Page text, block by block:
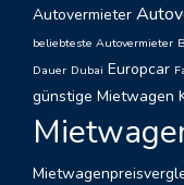
Autovermieter
beliebteste Autovermieter
Dauer Dubai Europcar
günstige Mietwagen